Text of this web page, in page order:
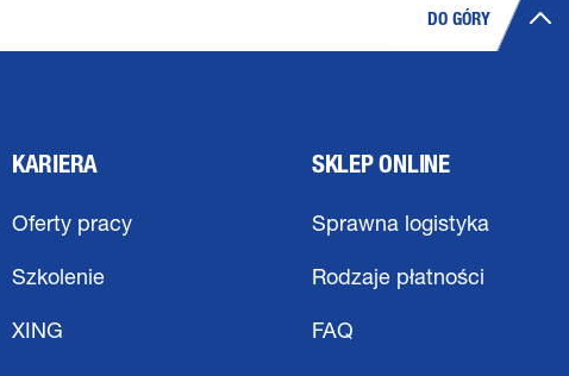
DO GÓRY
KARIERA
Oferty pracy
Szkolenie
XING
SKLEP ONLINE
Sprawna logistyka
Rodzaje płatności
FAQ